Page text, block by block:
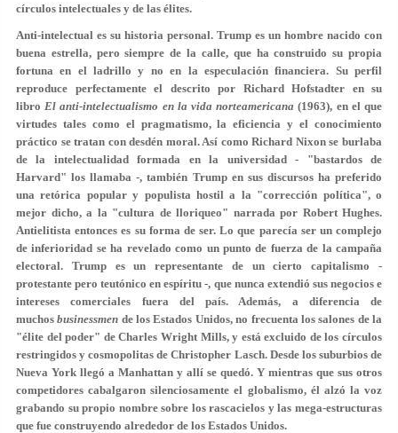
círculos intelectuales y de las élites.
Anti-intelectual es su historia personal. Trump es un hombre nacido con
buena estrella, pero siempre de la calle, que ha construido su propia
fortuna en el ladrillo y no en la especulación financiera. Su perfil
reproduce perfectamente el descrito por Richard Hofstadter en su
libroEl anti-intelectualismo en la vida norteamericana (1963), en el que
virtudes tales como el pragmatismo, la eficiencia y el conocimiento
práctico se tratan con desdén moral. Así como Richard Nixon se burlaba
de la intelectualidad formada en la universidad - "bastardos de
Harvard" los llamaba -, también Trump en sus discursos ha preferido
una retórica popular y populista hostil a la "corrección política", o
mejor dicho, a la "cultura de lloriqueo" narrada por Robert Hughes.
Antielitista entonces es su forma de ser. Lo que parecía ser un complejo
de inferioridad se ha revelado como un punto de fuerza de la campaña
electoral. Trump es un representante de un cierto capitalismo -
protestante pero teutónico en espíritu -, que nunca extendió sus negocios e
intereses comerciales fuera del país. Además, a diferencia de
muchosbusinessmen de los Estados Unidos, no frecuenta los salones de la
"élite del poder" de Charles Wright Mills, y está excluido de los círculos
restringidos y cosmopolitas de Christopher Lasch. Desde los suburbios de
Nueva York llegó a Manhattan y allí se quedó. Y mientras que sus otros
competidores cabalgaron silenciosamente el globalismo, él alzó la voz
grabando su propio nombre sobre los rascacielos y las mega-estructuras
que fue construyendo alrededor de los Estados Unidos.